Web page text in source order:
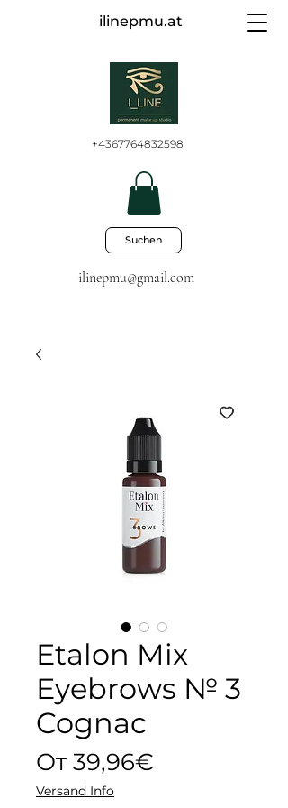
ilinepmu.at
ilinepmu@gmail.com
Suchen
+4367764832598
Etalon Mix
Eyebrows № 3
Cognac
От39,96€
Versand Info